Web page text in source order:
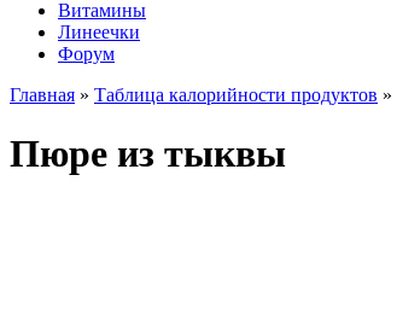
Витамины
Линеечки
Форум
Главная » Таблица калорийности продуктов »
Пюре из тыквы